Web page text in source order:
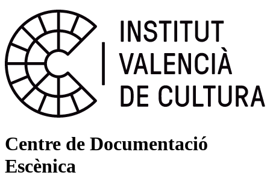
Centre de Documentació
Escènica